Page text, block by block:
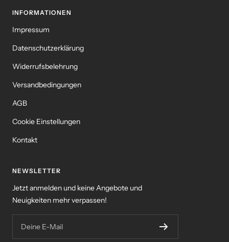
INFORMATIONEN
Impressum
Datenschutzerklärung
Widerrufsbelehrung
Versandbedingungen
AGB
Cookie Einstellungen
Kontakt
NEWSLETTER
Jetzt anmelden und keine Angebote und
Neuigkeiten mehr verpassen!
Deine E-Mail